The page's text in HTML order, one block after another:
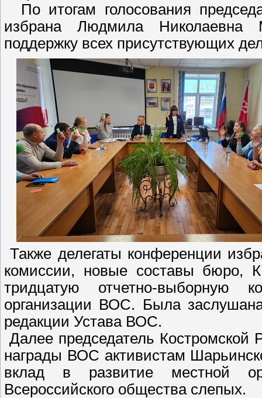
По итогам голосования
избрана Людмила Николаевна
поддержку всех присутствующих
Также делегаты конференции
комиссии, новые составы
тридцатую отчетно-выборную
организации ВОС. Была
редакции Устава ВОС.
Далее председатель
награды ВОС активистам
вклад в развитие местной
Всероссийского общества слепых.